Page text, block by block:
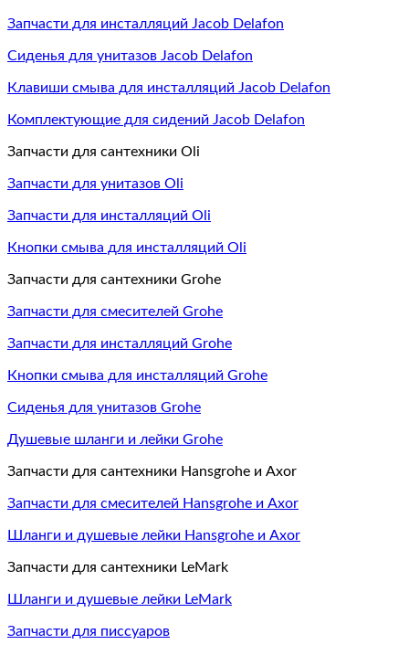
Запчасти для инсталляций Jacob Delafon
Сиденья для унитазов Jacob Delafon
Клавиши смыва для инсталляций Jacob Delafon
Комплектующие для сидений Jacob Delafon
Запчасти для сантехники Oli
Запчасти для унитазов Oli
Запчасти для инсталляций Oli
Кнопки смыва для инсталляций Oli
Запчасти для сантехники Grohe
Запчасти для смесителей Grohe
Запчасти для инсталляций Grohe
Кнопки смыва для инсталляций Grohe
Сиденья для унитазов Grohe
Душевые шланги и лейки Grohe
Запчасти для сантехники Hansgrohe и Axor
Запчасти для смесителей Hansgrohe и Axor
Шланги и душевые лейки Hansgrohe и Axor
Запчасти для сантехники LeMark
Шланги и душевые лейки LeMark
Запчасти для писсуаров